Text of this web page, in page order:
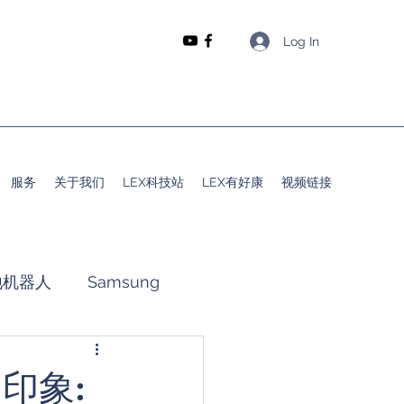
Log In
服务 关于我们 LEX科技站 LEX有好康 视频链接
器人 Samsung
晴给你分享
象: